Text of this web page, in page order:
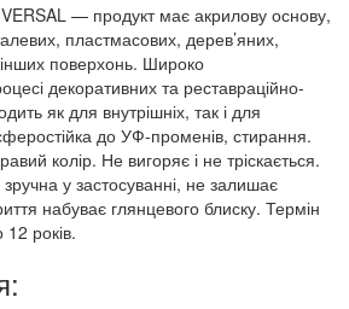
— продукт має акрилову основу,
пластмасових, дерев’яних,
поверхонь. Широко
декоративних та реставраційно-
як для внутрішніх, так і для
до УФ-променів, стирання.
колір. Не вигоряє і не тріскається.
у застосуванні, не залишає
набуває глянцевого блиску. Термін
років.